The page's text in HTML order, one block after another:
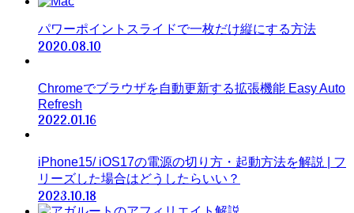
パワーポイントスライドで一枚だけ縦にする方法
2020.08.10
Chromeでブラウザを自動更新する拡張機能 Easy Auto
Refresh
2022.01.16
iPhone15/ iOS17の電源の切り方・起動方法を解説 | フ
リーズした場合はどうしたらいい？
2023.10.18